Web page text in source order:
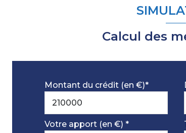
Calcul des
Montant du crédit (en €)*
Votre apport (en €) *